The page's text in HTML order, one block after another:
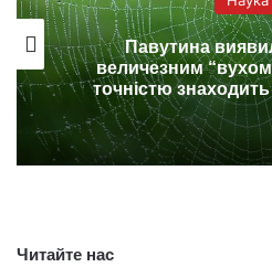
Наука
Вчені назвали
ризик утворення
Читайте нас